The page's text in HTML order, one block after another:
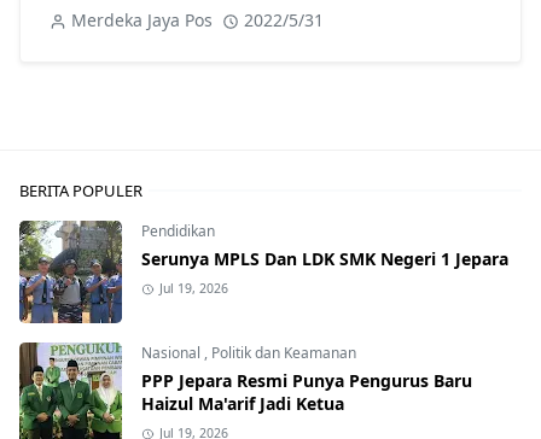
Merdeka Jaya Pos 2022/5/31
BERITA POPULER
Pendidikan
Serunya MPLS Dan LDK SMK Negeri 1 Jepara
Jul 19, 2026
Nasional , Politik dan Keamanan
PPP Jepara Resmi Punya Pengurus Baru
Haizul Ma'arif Jadi Ketua
Jul 19, 2026